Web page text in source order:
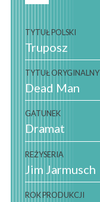
TYTUŁ POLSKI
Truposz
TYTUŁ ORYGINALNY
Dead Man
GATUNEK
Dramat
REŻYSERIA
Jim Jarmusch
ROK PRODUKCJI